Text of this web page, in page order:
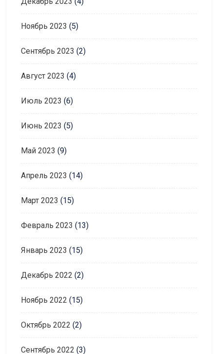
Ноябрь 2023 (5)
Сентябрь 2023 (2)
Август 2023 (4)
Июль 2023 (6)
Июнь 2023 (5)
Май 2023 (9)
Апрель 2023 (14)
Март 2023 (15)
Февраль 2023 (13)
Январь 2023 (15)
Декабрь 2022 (2)
Ноябрь 2022 (15)
Октябрь 2022 (2)
Сентябрь 2022 (3)